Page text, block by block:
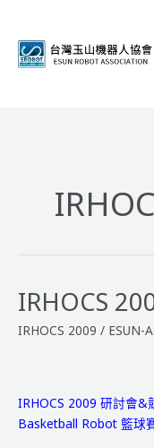
IRHOCS
IRHOCS 2009 / ESUN-
IRHOCS 2009 研討會&
Basketball Robot 籃球